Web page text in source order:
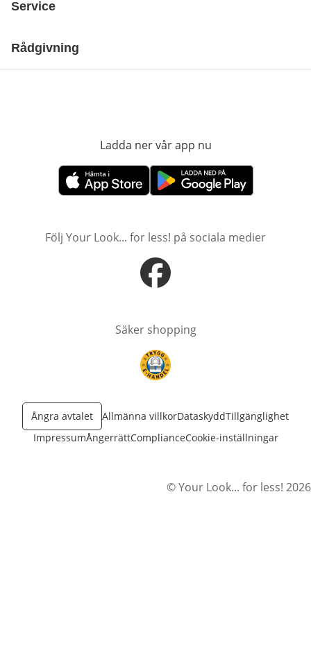
Service
Rådgivning
Ladda ner vår app nu
öppnas i nytt fönsteröppnas i nytt fönster
Följ Your Look... for less! på sociala medier
öppnas i nytt fönster
Säker shopping
öppnas i nytt fönster
Ångra avtalet Allmänna villkorDataskyddTillgänglighet
ImpressumÅngerrättComplianceCookie-inställningar
© Your Look... for less! 2026